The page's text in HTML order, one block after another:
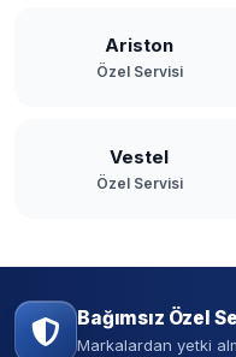
Ariston
Özel Servisi
Vestel
Özel Servisi
Bağımsız Özel
Markalardan yetki